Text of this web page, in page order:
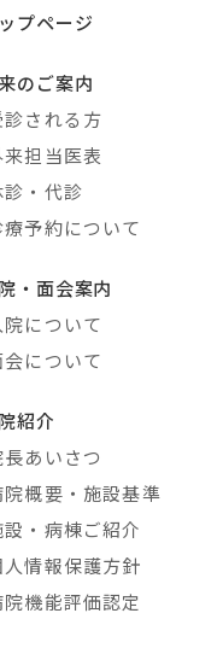
プページ
のご案内
診される方
来担当医表
診・代診
療予約について
・面会案内
院について
会について
紹介
長あいさつ
院概要・施設基準
設・病棟ご紹介
人情報保護方針
院機能評価認定